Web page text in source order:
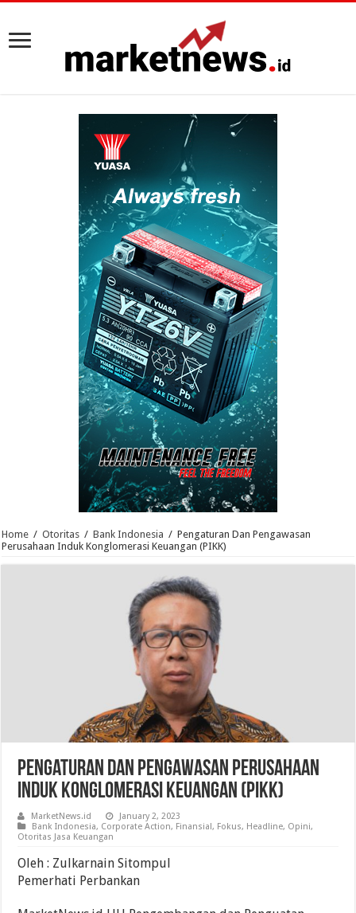
Home / Otoritas / Bank Indonesia / Pengaturan Dan Pengawasan
Perusahaan Induk Konglomerasi Keuangan (PIKK)
Pengaturan Dan Pengawasan Perusahaan
Induk Konglomerasi Keuangan (PIKK)
MarketNews.id
January 2, 2023
Bank Indonesia, Corporate Action, Finansial, Fokus, Headline, Opini,
Otoritas Jasa Keuangan
Oleh : Zulkarnain Sitompul
Pemerhati Perbankan